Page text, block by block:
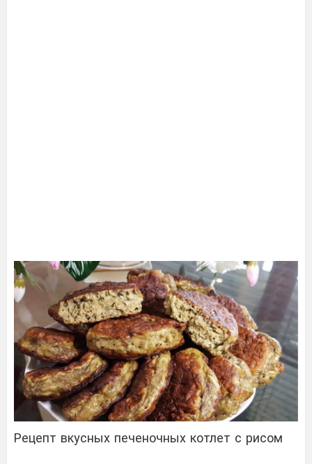
Рецепт вкусных печеночных котлет с рисом